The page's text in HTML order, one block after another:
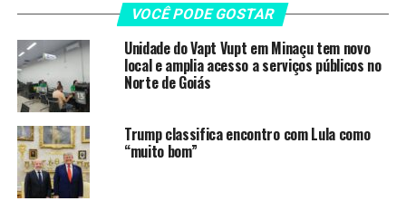
e Daniel. Não haverá entrevistas antes desse momento.
Por fim, às 16 horas, terá início a cerimônia de
transmissão do cargo, com a tradicional passagem da
faixa, em estrutura montada na área externa da Praça
Cívica, em frente ao Palácio. O ato será aberto ao
público, e não é necessário credenciamento prévio para
acompanhar as agendas.
VOCÊ PODE GOSTAR
Unidade do Vapt Vupt em Minaçu tem novo
local e amplia acesso a serviços públicos no
Norte de Goiás
Trump classifica encontro com Lula como
“muito bom”